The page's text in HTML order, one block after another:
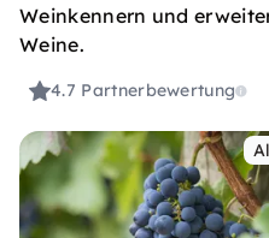
Weinkennern und
Weine.
4.7 Partnerbewertung